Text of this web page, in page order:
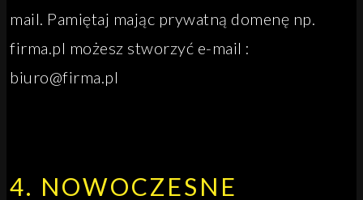
mail. Pamiętaj mając prywatną domenę np.
firma.pl możesz stworzyć e-mail :
biuro@firma.pl
4. NOWOCZESNE